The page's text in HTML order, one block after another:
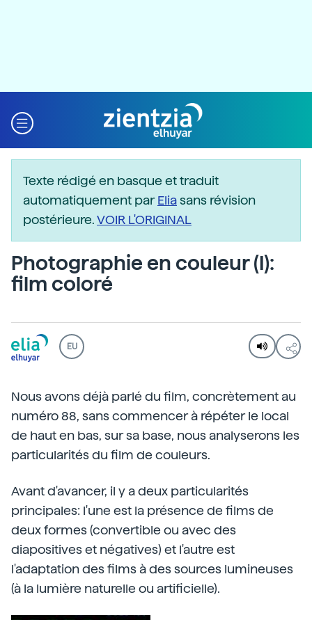
Texte rédigé en basque et traduit
automatiquement parEliasans révision
postérieure.VOIR L'ORIGINAL
Photographie en couleur (I):
film coloré
EU
Nous avons déjà parlé du film, concrètement au
numéro 88, sans commencer à répéter le local
de haut en bas, sur sa base, nous analyserons les
particularités du film de couleurs.
Avant d'avancer, il y a deux particularités
principales: l'une est la présence de films de
deux formes (convertible ou avec des
diapositives et négatives) et l'autre est
l'adaptation des films à des sources lumineuses
(à la lumière naturelle ou artificielle).